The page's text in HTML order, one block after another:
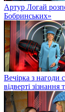
Артур Логай
Бобринських»
Вечірка з нагоди
відверті